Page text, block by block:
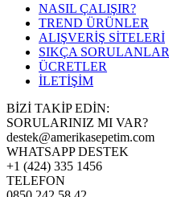
NASIL ÇALIŞIR?
TREND ÜRÜNLER
ALIŞVERİŞ SİTELERİ
SIKÇA SORULANLAR
ÜCRETLER
İLETİŞİM
BİZİ TAKİP EDİN:
SORULARINIZ MI VAR?
destek@amerikasepetim.com
WHATSAPP DESTEK
+1 (424) 335 1456
TELEFON